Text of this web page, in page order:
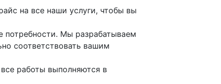
на все наши услуги, чтобы вы
потребности. Мы разрабатываем
соответствовать вашим
работы выполняются в